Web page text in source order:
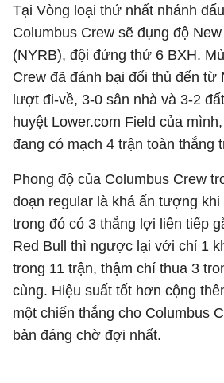
Tại Vòng loại thứ nhất nhánh
Columbus Crew sẽ đụng độ
(NYRB), đội đứng thứ 6 BXH.
Crew đã đánh bại đối thủ đến từ
lượt đi-về, 3-0 sân nhà và 3-2
huyệt Lower.com Field của
đang có mạch 4 trận toàn thắng
Phong độ của Columbus Crew
đoạn regular là khá ấn tượng khi
trong đó có 3 thắng lợi liên tiếp
Red Bull thì ngược lại với chỉ 1
trong 11 trận, thậm chí thua 3
cùng. Hiệu suất tốt hơn cộng
một chiến thắng cho Columbus
bản đáng chờ đợi nhất.